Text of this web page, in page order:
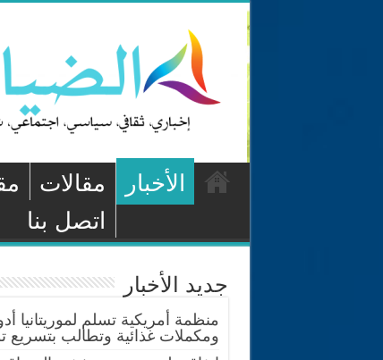
الأخبار مقالات
اتصل بنا
جديد الأخبار
منظمة أمريكية تسلم لموريتانيا
ومكملات غذائية وتطالب بتسريع